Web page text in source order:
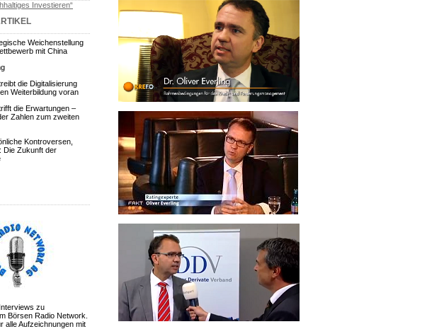
Investieren“
Weichenstellung
mit China
die Digitalisierung
Weiterbildung voran
die Erwartungen –
Zahlen zum zweiten
Kontroversen,
Die Zukunft der
zu
Börsen Radio Network.
alle Aufzeichnungen mit